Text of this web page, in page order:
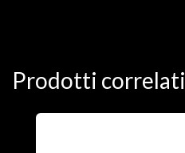
Prodotti correlati